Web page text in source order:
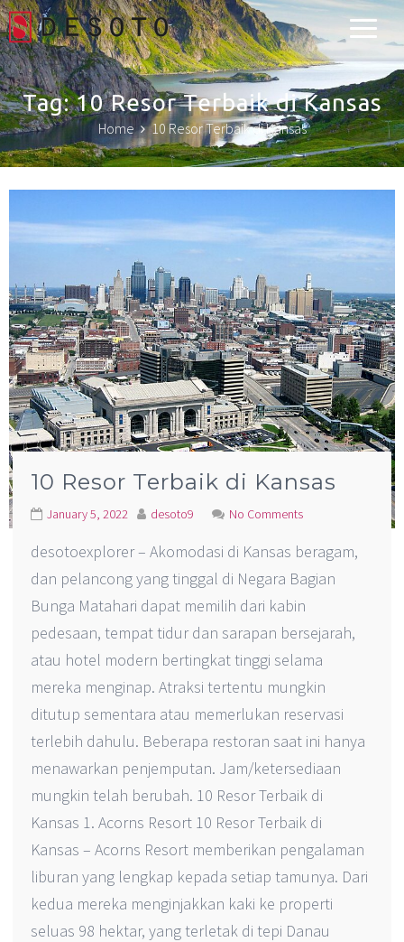
Desoto Explorer
Tag:10 Resor Terbaik di Kansas
Home 10 Resor Terbaik di Kansas
10 Resor Terbaik di Kansas
January 5, 2022 desoto9 No Comments
desotoexplorer – Akomodasi di Kansas beragam,
dan pelancong yang tinggal di Negara Bagian
Bunga Matahari dapat memilih dari kabin
pedesaan, tempat tidur dan sarapan bersejarah,
atau hotel modern bertingkat tinggi selama
mereka menginap. Atraksi tertentu mungkin
ditutup sementara atau memerlukan reservasi
terlebih dahulu. Beberapa restoran saat ini hanya
menawarkan penjemputan. Jam/ketersediaan
mungkin telah berubah. 10 Resor Terbaik di
Kansas 1. Acorns Resort 10 Resor Terbaik di
Kansas – Acorns Resort memberikan pengalaman
liburan yang lengkap kepada setiap tamunya. Dari
kedua mereka menginjakkan kaki ke properti
seluas 98 hektar, yang terletak di tepi Danau